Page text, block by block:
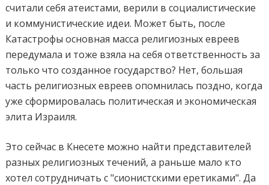
считали себя атеистами, верили в социалистические
и коммунистические идеи. Может быть, после
Катастрофы основная масса религиозных евреев
передумала и тоже взяла на себя ответственность за
только что созданное государство? Нет, большая
часть религиозных евреев опомнилась поздно, когда
уже сформировалась политическая и экономическая
элита Израиля.
Это сейчас в Кнесете можно найти представителей
разных религиозных течений, а раньше мало кто
хотел сотрудничать с "сионистскими еретиками". Да